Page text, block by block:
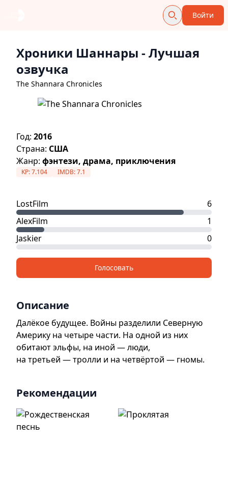
Войти
Хроники Шаннары - Лучшая
озвучка
The Shannara Chronicles
Год: 2016
Страна: США
Жанр: фэнтези, драма, приключения
KP:7.104 IMDB:7.1
LostFilm
6
AlexFilm
1
Jaskier
0
Голосовать
Описание
Далёкое будущее. Войны разделили Северную
Америку на четыре части. На одной из них
обитают эльфы, на иной — люди,
на третьей — тролли и на четвёртой — гномы.
Рекомендации